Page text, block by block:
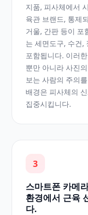
지품, 피사체에서
육관 브랜드, 통제
거울, 간판 등이 포
는 세면도구, 수건,
포함됩니다. 이러
뿐만 아니라 사진
보는 사람의 주의
배경은 피사체의
집중시킵니다.
3
스마트폰 카메
환경에서 근육
다.